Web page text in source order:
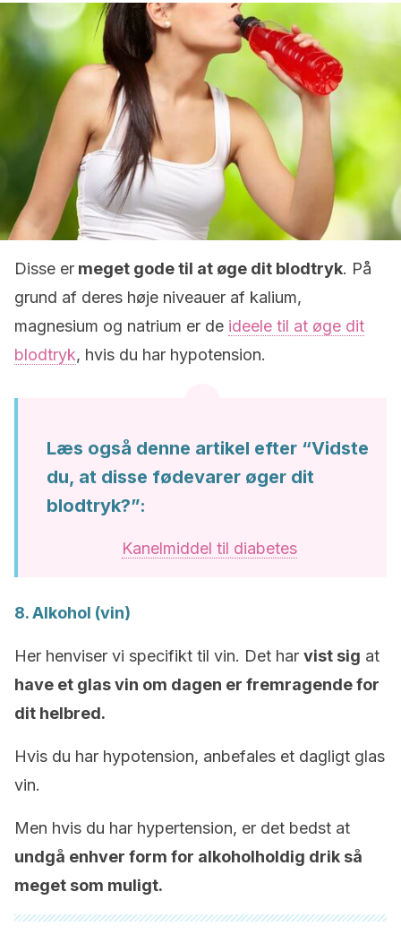
Disse er meget gode til at øge dit blodtryk. På
grund af deres høje niveauer af kalium,
magnesium og natrium er de ideele til at øge dit
blodtryk, hvis du har hypotension.
Læs også denne artikel efter “Vidste
du, at disse fødevarer øger dit
blodtryk?”:
Kanelmiddel til diabetes
8. Alkohol (vin)
Her henviser vi specifikt til vin. Det har vist sig at
have et glas vin om dagen er fremragende for
dit helbred.
Hvis du har hypotension, anbefales et dagligt glas
vin.
Men hvis du har hypertension, er det bedst at
undgå enhver form for alkoholholdig drik så
meget som muligt.